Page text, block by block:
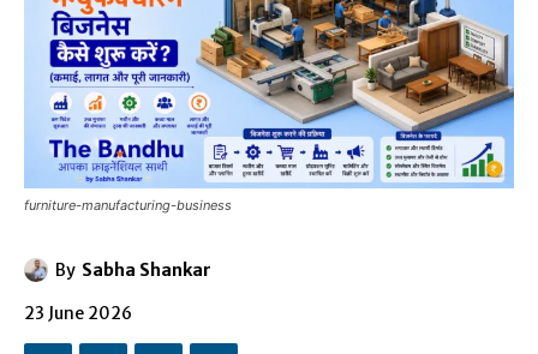
furniture-manufacturing-business
By Sabha Shankar
23 June 2026